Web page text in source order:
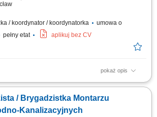
/ koordynator / koordynatorka
umowa o
pełny etat aplikuj bez CV
pokaż opis
nad pracami ziemnymi, żelbetowymi i
pod słupy SN, aparaturę, kontenery BESS i
pracy zespołów własnych oraz
/ Brygadzistka Montarzu
Kanalizacyjnych